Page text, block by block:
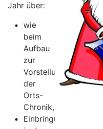
Jahr über:
wie
beim
Aufbau
zur
Vorstellung
der
Orts-
Chronik,
Einbringung